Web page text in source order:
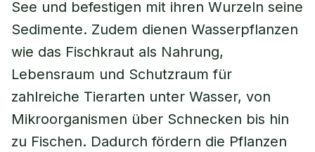
See und befestigen mit ihren Wurzeln seine
Sedimente. Zudem dienen Wasserpflanzen
wie das Fischkraut als Nahrung,
Lebensraum und Schutzraum für
zahlreiche Tierarten unter Wasser, von
Mikroorganismen über Schnecken bis hin
zu Fischen. Dadurch fördern die Pflanzen